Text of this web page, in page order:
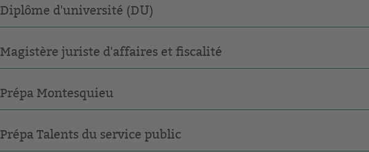
Diplôme d'université (DU)
Magistère juriste d'affaires et fiscalité
Prépa Montesquieu
Prépa Talents du service public